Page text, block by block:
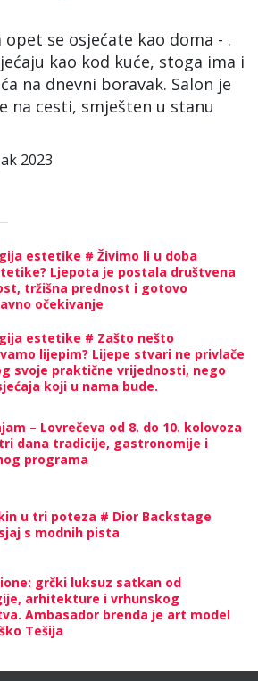
opet se osjećate kao doma - .
kao kod kuće, stoga ima i
na dnevni boravak. Salon je
na cesti, smješten u stanu
2023
estetike # Živimo li u doba
Ljepota je postala društvena
tržišna prednost i gotovo
očekivanje
estetike # Zašto nešto
lijepim? Lijepe stvari ne privlače
svoje praktične vrijednosti, nego
koji u nama bude.
– Lovrečeva od 8. do 10. kolovoza
dana tradicije, gastronomije i
programa
u tri poteza # Dior Backstage
s modnih pista
grčki luksuz satkan od
arhitekture i vrhunskog
Ambasador brenda je art model
Tešija